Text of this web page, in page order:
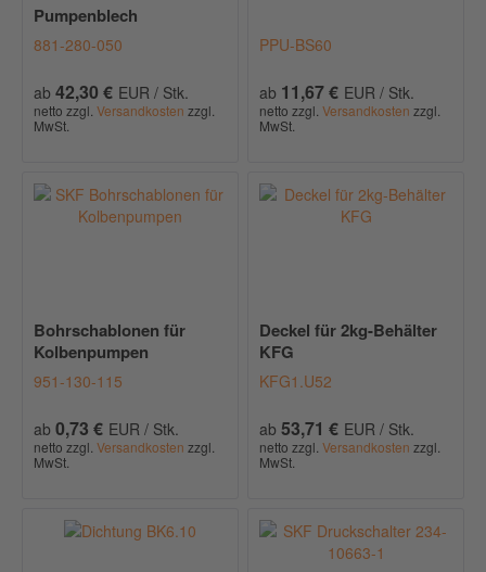
Pumpenblech
881-280-050
ab 42,30 € EUR / Stk.
netto zzgl.Versandkosten zzgl.
MwSt.
PPU-BS60
ab 11,67 € EUR / Stk.
netto zzgl.Versandkosten zzgl.
MwSt.
Bohrschablonen für
Kolbenpumpen
951-130-115
ab 0,73 € EUR / Stk.
netto zzgl.Versandkosten zzgl.
MwSt.
Deckel für 2kg-Behälter
KFG
KFG1.U52
ab 53,71 € EUR / Stk.
netto zzgl.Versandkosten zzgl.
MwSt.